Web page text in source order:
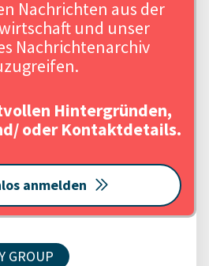
Nachrichten aus der
und unser
Nachrichtenarchiv
Hintergründen,
oder Kontaktdetails.
anmelden
GROUP